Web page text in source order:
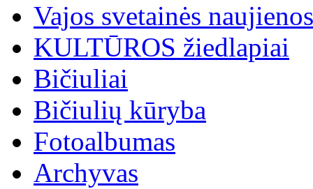
Vajos svetainės naujienos
KULTŪROS žiedlapiai
Bičiuliai
Bičiulių kūryba
Fotoalbumas
Archyvas